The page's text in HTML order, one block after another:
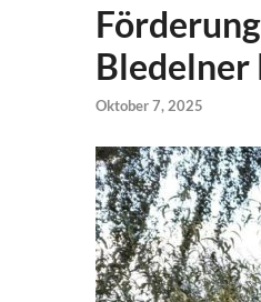
Bledelner
Oktober 7, 2025